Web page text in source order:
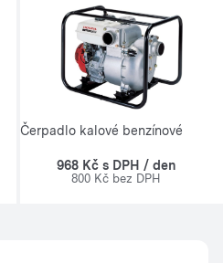
Čerpadlo kalové benzínové
968 Kč s DPH / den
800 Kč bez DPH